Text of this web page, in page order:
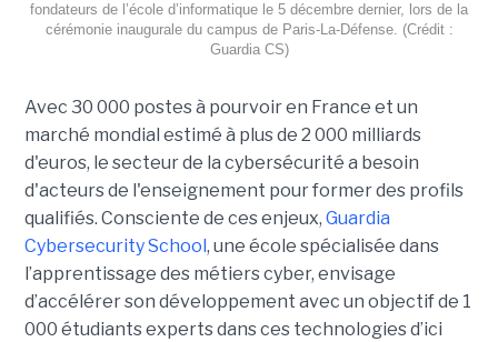
fondateurs de l’école d’informatique le 5 décembre dernier, lors de la
cérémonie inaugurale du campus de Paris-La-Défense. (Crédit :
Guardia CS)
Avec 30 000 postes à pourvoir en France et un
marché mondial estimé à plus de 2 000 milliards
d'euros, le secteur de la cybersécurité a besoin
d'acteurs de l'enseignement pour former des profils
qualifiés. Consciente de ces enjeux, Guardia
Cybersecurity School , une école spécialisée dans
l’apprentissage des métiers cyber, envisage
d’accélérer son développement avec un objectif de 1
000 étudiants experts dans ces technologies d’ici